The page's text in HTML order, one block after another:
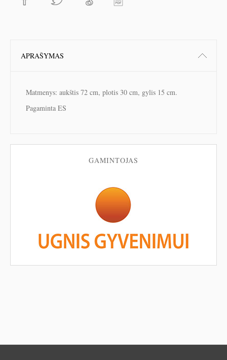
APRAŠYMAS
Matmenys: aukštis 72 cm, plotis 30 cm, gylis 15 cm.
Pagaminta ES
GAMINTOJAS